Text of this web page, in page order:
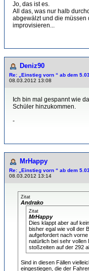
Jo, das ist es.
All das, was nur halb
abgewälzt und die müssen
improvisieren...
Deniz90
Re: „Einstieg vorn “ ab dem
08.03.2012 13:08
Ich bin mal gespannt wie
Schüler hinzukommen.
-
MrHappy
Re: „Einstieg vorn “ ab dem
08.03.2012 13:14
Zitat
Andrako
Zitat
MrHappy
Dies klappt aber auf
bisher egal wie voll der
aufgefordert nach
natürlich bei sehr
stoßzeiten auf der 292
Sind in diesen Fällen
eingestiegen, die der